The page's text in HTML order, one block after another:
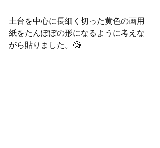
土台を中心に長細く切った黄色の画用
紙をたんぽぽの形になるように考えな
がら貼りました。🧐